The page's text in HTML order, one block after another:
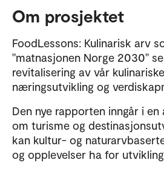
Om prosjektet
FoodLessons: Kulinarisk arv
"matnasjonen Norge 2030"
revitalisering av vår
næringsutvikling og
Den nye rapporten inngår i
om turisme og
kan kultur- og
og opplevelser ha for